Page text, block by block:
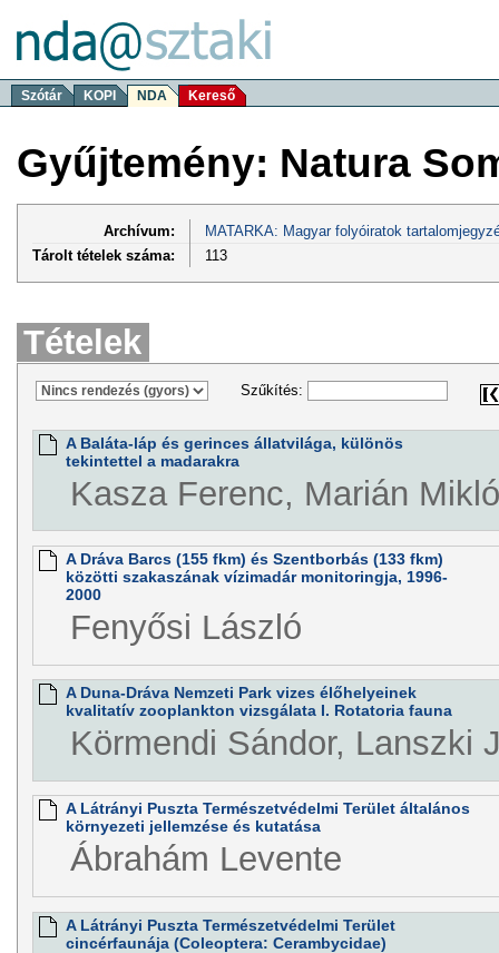
Szótár KOPI NDA Kereső
Gyűjtemény: Natura
Archívum:
MATARKA: Magyar folyóiratok
Tárolt tételek száma:
113
Tételek
Szűkítés:
A Baláta-láp és gerinces állatvilága, különös
tekintettel a madarakra
Kasza Ferenc, Marián
A Dráva Barcs (155 fkm) és Szentborbás (133 fkm)
közötti szakaszának vízimadár monitoringja, 1996-
2000
Fenyősi László
A Duna-Dráva Nemzeti Park vizes élőhelyeinek
kvalitatív zooplankton vizsgálata I. Rotatoria fauna
Körmendi Sándor, Lanszki
A Látrányi Puszta Természetvédelmi Terület általános
környezeti jellemzése és kutatása
Ábrahám Levente
A Látrányi Puszta Természetvédelmi Terület
cincérfaunája (Coleoptera: Cerambycidae)